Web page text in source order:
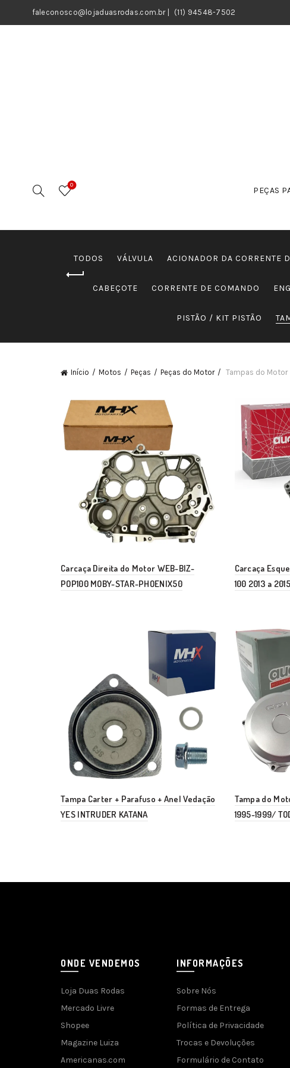
faleconosco@lojaduasrodas.com.br| (11) 94548-7502
0
PEÇAS
TODOS VÁLVULA ACIONADOR DA CORRENTE
CABEÇOTE CORRENTE DE COMANDO
PISTÃO / KIT PISTÃO
Início Motos Peças Peças do Motor Tampas do Motor
Carcaça Direita do Motor WEB-BIZ-
POP100 MOBY-STAR-PHOENIX50
Carcaça
100 2013 a 2015
Tampa Carter + Parafuso + Anel Vedação
YES INTRUDER KATANA
Tampa do
1995-1999/
ONDE VENDEMOS
Loja Duas Rodas
Mercado Livre
Shopee
Magazine Luiza
Americanas.com
INFORMAÇÕES
Sobre Nós
Formas de Entrega
Política de Privacidade
Trocas e Devoluções
Formulário de Contato